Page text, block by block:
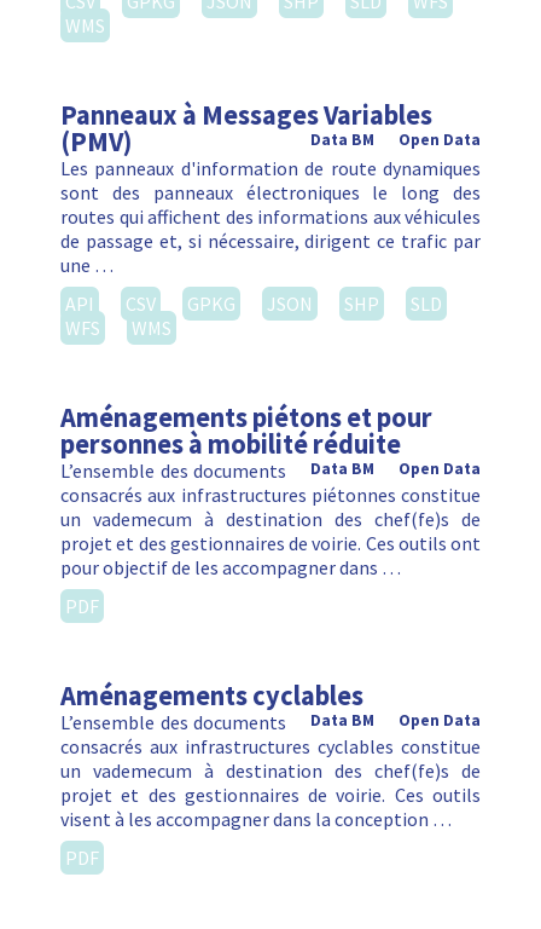
WMS
Panneaux à Messages Variables
(PMV) Open Data
Data BM
Les panneaux d'information de route dynamiques
sont des panneaux électroniques le long des
routes qui affichent des informations aux véhicules
de passage et, si nécessaire, dirigent ce trafic par
une …
API
CSV GPKG JSON SHP
SLD
WFS
WMS
Aménagements piétons et pour
personnes à mobilité réduite
Open Data
Data BM
L’ensemble des documents
consacrés aux infrastructures piétonnes constitue
un vademecum à destination des chef(fe)s de
projet et des gestionnaires de voirie. Ces outils ont
pour objectif de les accompagner dans …
PDF
Aménagements cyclables
Open Data
Data BM
L’ensemble des documents
consacrés aux infrastructures cyclables constitue
un vademecum à destination des chef(fe)s de
projet et des gestionnaires de voirie. Ces outils
visent à les accompagner dans la conception …
PDF